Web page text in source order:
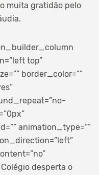
muita gratidão pelo
top”
border_color=””
animation_type=””
Colégio desperta o